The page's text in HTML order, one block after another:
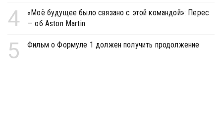
4
«Моё будущее было связано с этой командой»: Перес
— об Aston Martin
5 Фильм о Формуле 1 должен получить продолжение